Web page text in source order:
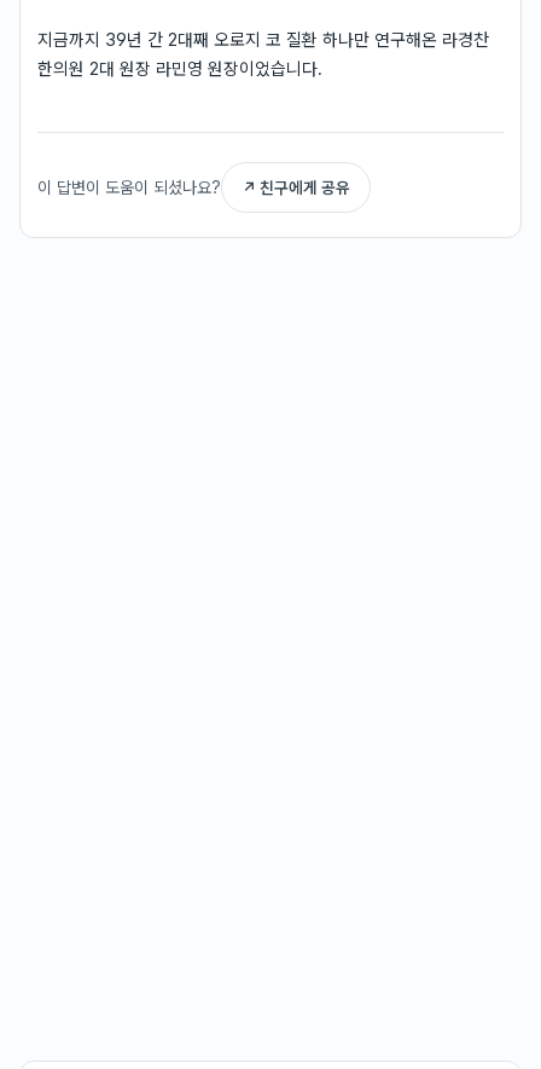
지금까지 39년 간 2대째 오로지 코 질환 하나만 연구해온 라경찬
한의원 2대 원장 라민영 원장이었습니다.
이 답변이 도움이 되셨나요? ↗ 친구에게 공유